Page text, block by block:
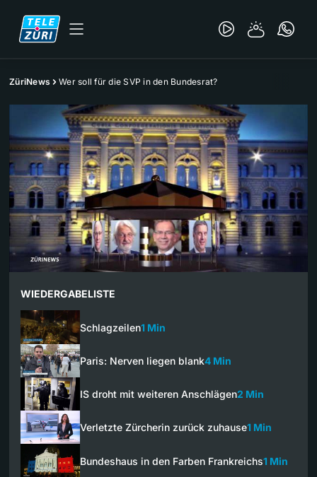
ZüriNews Wer soll für die SVP in den Bundesrat?
WIEDERGABELISTE
Schlagzeilen1 Min
Paris: Nerven liegen blank4 Min
IS droht mit weiteren Anschlägen2 Min
Verletzte Zürcherin zurück zuhause1 Min
Bundeshaus in den Farben Frankreichs1 Min